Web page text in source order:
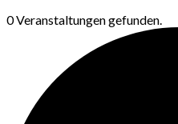
0 Veranstaltungen gefunden.